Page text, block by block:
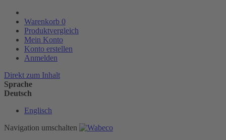
Warenkorb 0
Produktvergleich
Mein Konto
Konto erstellen
Anmelden
Direkt zum Inhalt
Sprache
Deutsch
Englisch
Navigation umschalten